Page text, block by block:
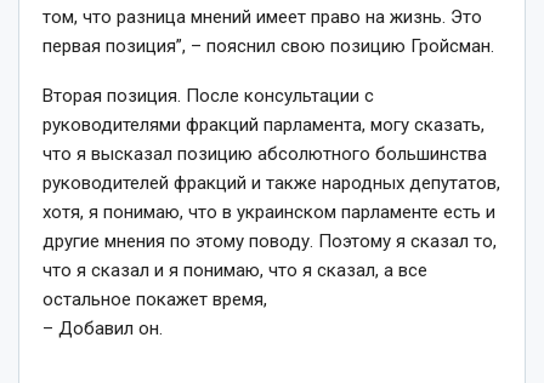
том, что разница мнений имеет право на жизнь. Это
первая позиция”, – пояснил свою позицию Гройсман.
Вторая позиция. После консультации с
руководителями фракций парламента, могу сказать,
что я высказал позицию абсолютного большинства
руководителей фракций и также народных депутатов,
хотя, я понимаю, что в украинском парламенте есть и
другие мнения по этому поводу. Поэтому я сказал то,
что я сказал и я понимаю, что я сказал, а все
остальное покажет время,
– Добавил он.